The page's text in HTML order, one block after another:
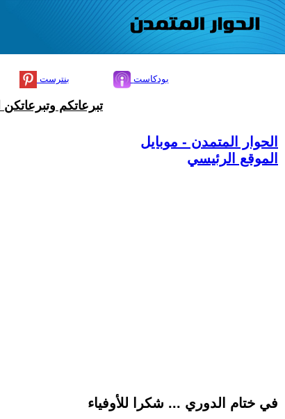
بنترست بودكاست
تبرعاتكم
الحوار المتمدن - موبايل
الموقع الرئيسي
في ختام الدوري ... شكرا للأوفياء